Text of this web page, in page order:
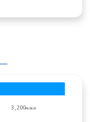
3,200円/税別